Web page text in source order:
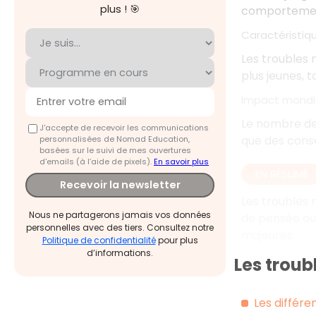
plus ! 🎯
J'accepte de recevoir les communications
personnalisées de Nomad Education,
basées sur le suivi de mes ouvertures
d'emails (à l’aide de pixels).En savoir plus
Recevoir la newsletter
Nous ne partagerons jamais vos données
personnelles avec des tiers. Consultez notre
Politique de confidentialitépour plus
d’informations.
Les
plus jeunes,
Les
Les